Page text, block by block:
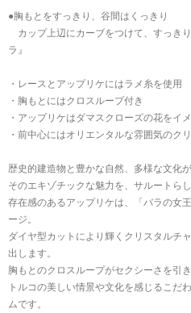
●胸もとをすっきり、谷間はくっきり
カップ上辺にカーブをつけて、すっき
ラ』
・レースとアップリケにはラメ糸を使用
・胸もとにはクロスループ付き
・アップリケはダマスクローズの花をイ
・前中心にはオリエンタルな雰囲気のク
歴史的建造物と豊かな自然、多様な文化
そのエキゾチックな魅力を、サルートら
存在感のあるアップリケは、「バラの女
ージ。
ダイヤ型カットにより輝くクリスタルチ
出します。
胸もとのクロスループがセクシーさを引
トルコの美しい情景や文化を感じるこだ
ムです。